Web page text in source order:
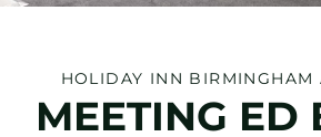
HOLIDAY INN BIRMINGHAM
MEETING ED